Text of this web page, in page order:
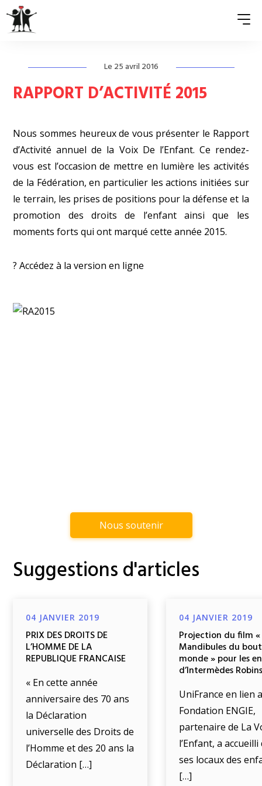
QUI SOMMES-NOUS ?
NOS ACTIONS
S’ENGAGER
ACTUALITÉS
PRESSE
Le 25 avril 2016
RAPPORT D’ACTIVITÉ 2015
Nous sommes heureux de vous présenter le Rapport
d’Activité annuel de la Voix De l’Enfant. Ce rendez-
vous est l’occasion de mettre en lumière les activités
de la Fédération, en particulier les actions initiées sur
le terrain, les prises de positions pour la défense et la
promotion des droits de l’enfant ainsi que les
moments forts qui ont marqué cette année 2015.
? Accédez à la version en ligne
Nous soutenir
Suggestions d'articles
04 JANVIER 2019
PRIX DES DROITS DE
L’HOMME DE LA
REPUBLIQUE FRANCAISE
« En cette année
anniversaire des 70 ans
la Déclaration
universelle des Droits de
l’Homme et des 20 ans la
Déclaration […]
04 JANVIER 2019
Projection du film «
Mandibules du
monde » pour les
d’Intermèdes
UniFrance en lien
Fondation ENGIE,
partenaire de La
l’Enfant, a accueilli
ses locaux des
[…]